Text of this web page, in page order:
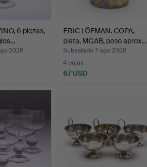
6 piezas,
2026
ERIC LÖFMAN. COPA,
plata, MGAB, peso aprox…
Subastado 7 ago 2026
4 pujas
67 USD